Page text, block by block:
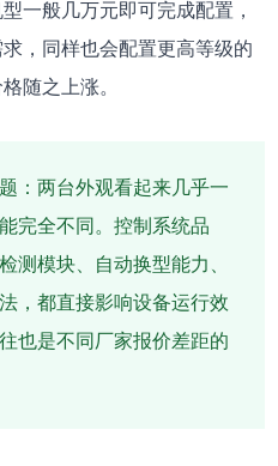
一般几万元即可完成配置，
，同样也会配置更高等级的
随之上涨。
：两台外观看起来几乎一
完全不同。控制系统品
测模块、自动换型能力、
，都直接影响设备运行效
也是不同厂家报价差距的